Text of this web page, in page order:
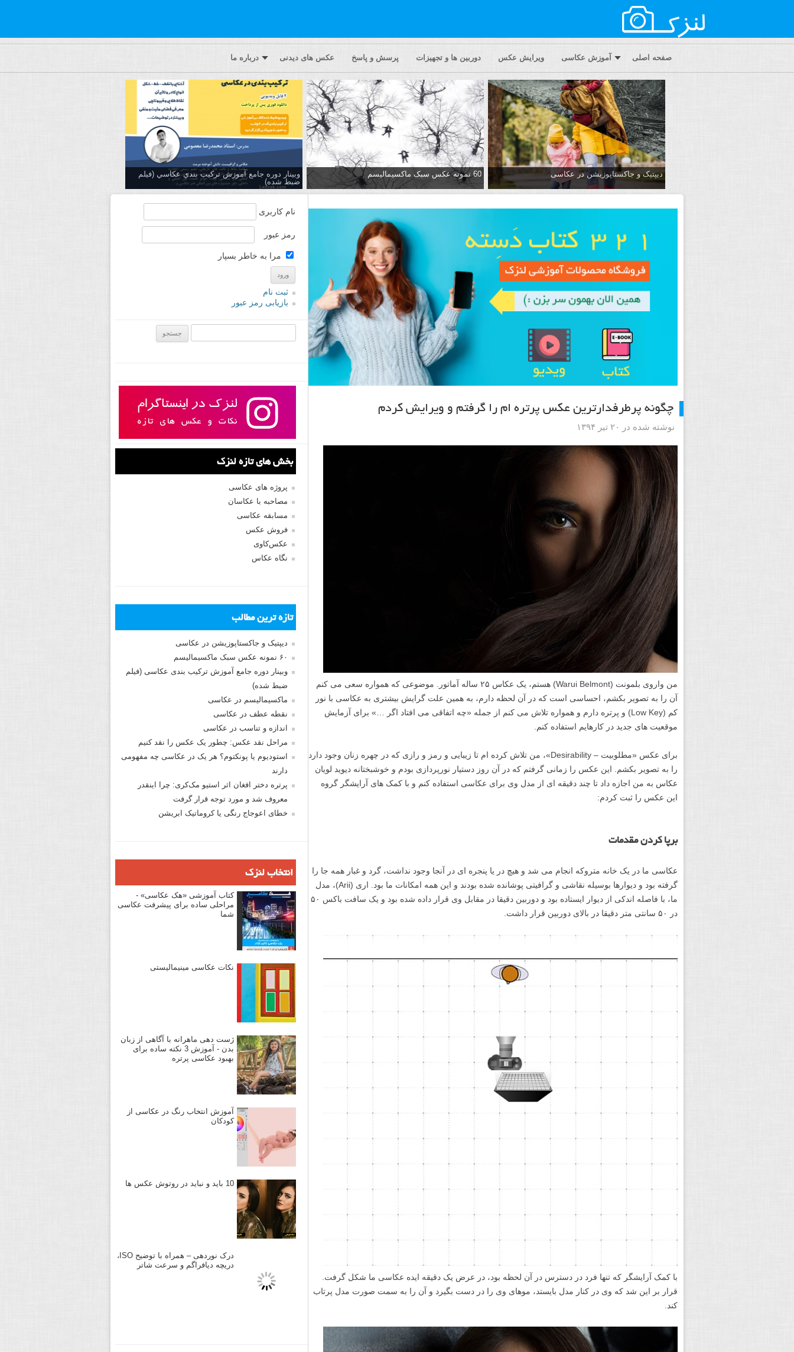
صفحه اصلی آموزش عکاسی ویرایش عکس دوربین ها و تجهیزات پرسش و پاسخ عکس های دیدنی درباره ما
دیپتیک و جاکستا‌پوزیشن در عکاسی 60 نمونه عکس سبک ماکسیمالیسم
وبینار دوره جامع آموزش تركيب بندي عكاسي (فیلم
ضبط شده)
چگونه پرطرفدارترین عکس پرتره ام را گرفتم و ویرایش کردم
نوشته شده در ۲۰ تیر ۱۳۹۴
من واروی بلمونت (Warui Belmont) هستم، یک عکاس ۲۵ ساله آماتور. موضوعی که همواره سعی می کنم
آن را به تصویر بکشم، احساسی است که در آن لحظه دارم، به همین علت گرایش بیشتری به عکاسی با نور
کم (Low Key) و پرتره دارم و همواره تلاش می کنم از جمله «چه اتفاقی می افتاد اگر …» برای آزمایش
موقعیت های جدید در کارهایم استفاده کنم.
برای عکس «مطلوبیت – Desirability»، من تلاش کرده ام تا زیبایی و رمز و رازی که در چهره زنان وجود دارد
را به تصویر بکشم. این عکس را زمانی گرفتم که در آن روز دستیار نورپردازی بودم و خوشبختانه دیوید لویان
عکاس به من اجازه داد تا چند دقیقه ای از مدل وی برای عکاسی استفاده کنم و با کمک های آرایشگر گروه
این عکس را ثبت کردم:
برپا کردن مقدمات
عکاسی ما در یک خانه متروکه انجام می شد و هیچ در یا پنجره ای در آنجا وجود نداشت، گرد و غبار همه جا را
در ۵۰ سانتی متر دقیقا در بالای دوربین قرار داشت.
نام کاربری
رمز عبور
مرا به خاطر بسپار
ثبت نام
بازیابی رمز عبور
بخش های تازه لنزک
پروژه های عکاسی
مصاحبه با عکاسان
مسابقه عکاسی
فروش عکس
عکس‌کاوی
نگاه عکاس
تازه ترین مطالب
دیپتیک و جاکستا‌پوزیشن در عکاسی
۶۰ نمونه عکس سبک ماکسیمالیسم
وبینار دوره جامع آموزش ترکیب بندی عکاسی (فیلم
ضبط شده)
ماکسیمالیسم در عکاسی
نقطه عطف در عکاسی
اندازه و تناسب در عکاسی
مراحل نقد عکس: چطور یک عکس را نقد کنیم
استودیوم یا پونکتوم؟ هر یک در عکاسی چه مفهومی
دارند
پرتره دختر افغان اثر استیو مک‌کری: چرا اینقدر
معروف شد و مورد توجه قرار گرفت
خطای اعوجاج رنگی یا کروماتیک ابریشن
انتخاب لنزک
کتاب آموزشی «هک عکاسی» -
مراحلی ساده برای پیشرفت عکاسی
شما
نکات عکاسی مینیمالیستی
ژست دهی ماهرانه با آگاهی از زبان
بدن - آموزش 3 نکته ساده برای
بهبود عکاسی پرتره
آموزش انتخاب رنگ در عکاسی از
کودکان
10 باید و نباید در روتوش عکس ها
درک نوردهی – همراه با توضیح ISO،
دریچه دیافراگم و سرعت شاتر